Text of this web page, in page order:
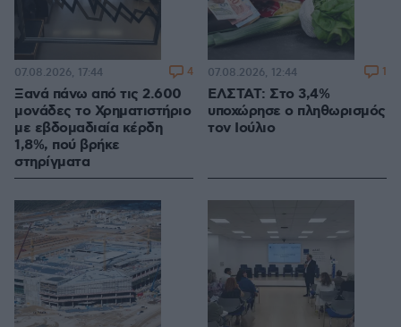
Ξανά πάνω από τις 2.600
μονάδες το Χρηματιστήριο
με εβδομαδιαία κέρδη
1,8%, πού βρήκε
στηρίγματα
07.08.2026, 17:44 4
ΕΛΣΤΑΤ: Στο 3,4%
υποχώρησε ο πληθωρισμός
τον Ιούλιο
07.08.2026, 12:44 1